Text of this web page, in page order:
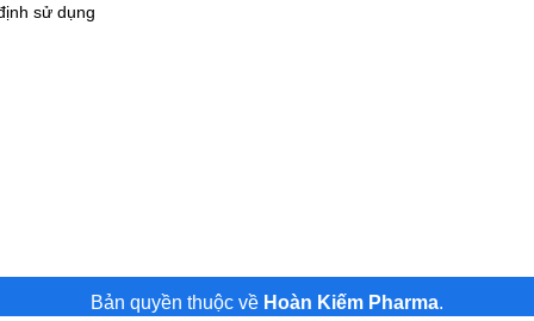
sử dụng
Bản quyền thuộc về Hoàn Kiếm Pharma.